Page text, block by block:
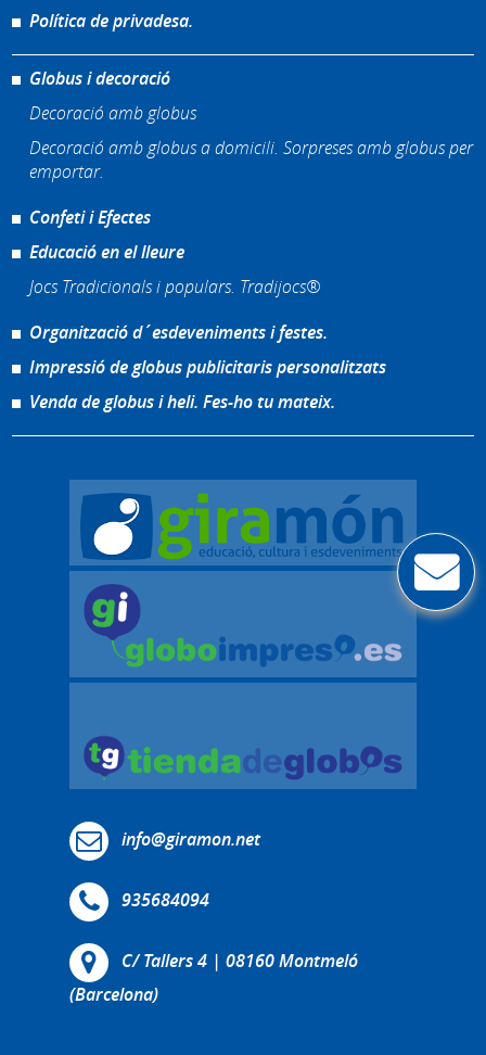
Política de privadesa.
Globus i decoració
Decoració amb globus
Decoració amb globus a domicili. Sorpreses amb globus per
emportar.
Confeti i Efectes
Educació en el lleure
Jocs Tradicionals i populars. Tradijocs®
Organització d´esdeveniments i festes.
Impressió de globus publicitaris personalitzats
Venda de globus i heli. Fes-ho tu mateix.
info@giramon.net
935684094
C/ Tallers 4 | 08160 Montmeló
(Barcelona)